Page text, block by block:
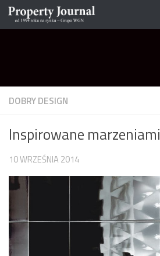
Skip to content
DOBRY DESIGN
Inspirowane marzeniami
10 WRZEŚNIA 2014